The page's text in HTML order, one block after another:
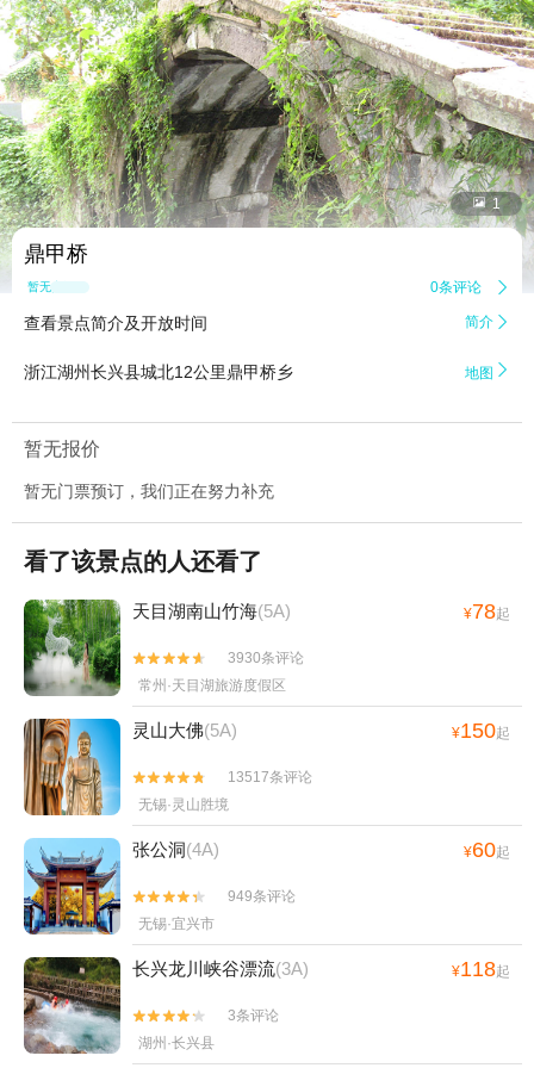
 1
鼎甲桥
暂无点评 0条评论 
查看景点简介及开放时间 简介 
浙江湖州长兴县城北12公里鼎甲桥乡 地图 
暂无报价
暂无门票预订，我们正在努力补充
看了该景点的人还看了
天目湖南山竹海(5A) ¥78起


3930条评论
常州·天目湖旅游度假区
灵山大佛(5A) ¥150起


13517条评论
无锡·灵山胜境
张公洞(4A) ¥60起


949条评论
无锡·宜兴市
长兴龙川峡谷漂流(3A) ¥118起


3条评论
湖州·长兴县
